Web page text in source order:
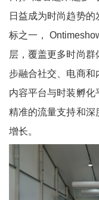
日益成为时尚趋势
标之一，
层，覆盖更多时尚
步融合社交、电商和
内容平台与时装孵
精准的流量支持和深
增长。